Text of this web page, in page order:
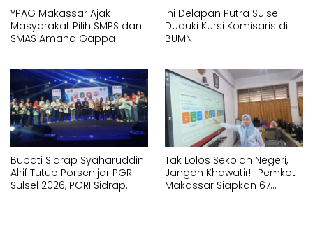
YPAG Makassar Ajak
Masyarakat Pilih SMPS dan
SMAS Amana Gappa
Ini Delapan Putra Sulsel
Duduki Kursi Komisaris di
BUMN
Bupati Sidrap Syaharuddin
Alrif Tutup Porsenijar PGRI
Sulsel 2026, PGRI Sidrap
Tak Lolos Sekolah Negeri,
Jangan Khawatir!!! Pemkot
Makassar Siapkan 67